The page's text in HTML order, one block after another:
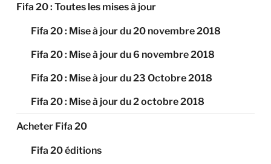
Fifa 20 : Toutes les mises à jour
Fifa 20 : Mise à jour du 20 novembre 2018
Fifa 20 : Mise à jour du 6 novembre 2018
Fifa 20 : Mise à jour du 23 Octobre 2018
Fifa 20 : Mise à jour du 2 octobre 2018
Acheter Fifa 20
Fifa 20 éditions